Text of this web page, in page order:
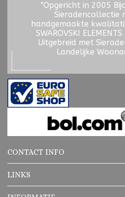
"Opgericht in 2005
Sieradencollectie
handgemaakte
SWAROVSKI
Uitgebreid met
Landelijke
CONTACT INFO
LINKS